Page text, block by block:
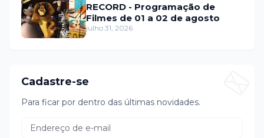
RECORD - Programação de
Filmes de 01 a 02 de agosto
julho 31, 2026
Cadastre-se
Para ficar por dentro das últimas novidades.